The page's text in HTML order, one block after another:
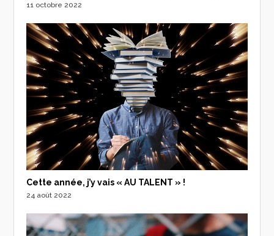
11 octobre 2022
Cette année, j’y vais « AU TALENT » !
24 août 2022